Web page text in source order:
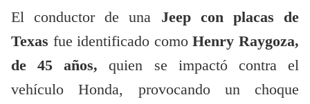
El conductor de una Jeep con placas de
Texas fue identificado comoHenry Raygoza,
de 45 años, quien se impactó contra el
vehículo Honda, provocando un choque